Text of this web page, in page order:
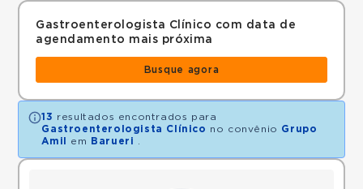
Gastroenterologista Clínico com data de
agendamento mais próxima
Busque agora
13 resultados encontrados para
Gastroenterologista Clínico no convênio Grupo
Amil
em Barueri